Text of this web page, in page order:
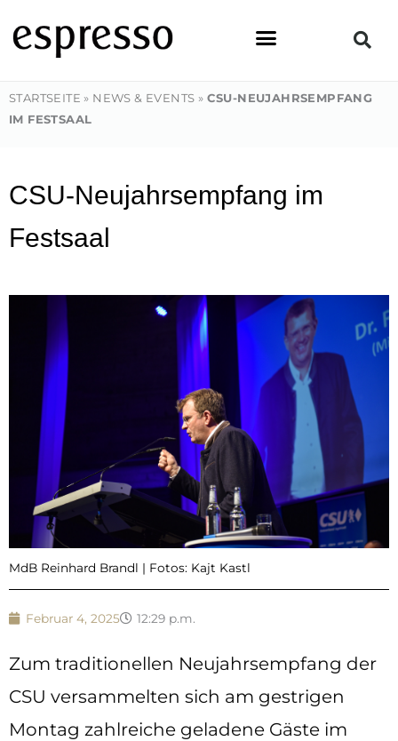
Inhalt
springen
STARTSEITE » NEWS & EVENTS » CSU-NEUJAHRSEMPFANG
IM FESTSAAL
CSU-Neujahrsempfang im
Festsaal
MdB Reinhard Brandl | Fotos: Kajt Kastl
Februar 4, 2025 12:29 p.m.
Zum traditionellen Neujahrsempfang der
CSU versammelten sich am gestrigen
Montag zahlreiche geladene Gäste im